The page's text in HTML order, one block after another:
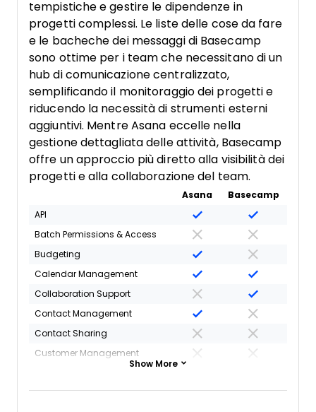
tempistiche e gestire le dipendenze in
progetti complessi. Le liste delle cose da fare
e le bacheche dei messaggi di Basecamp
sono ottime per i team che necessitano di un
hub di comunicazione centralizzato,
semplificando il monitoraggio dei progetti e
riducendo la necessità di strumenti esterni
aggiuntivi. Mentre Asana eccelle nella
gestione dettagliata delle attività, Basecamp
offre un approccio più diretto alla visibilità dei
progetti e alla collaborazione del team.
Asana
Basecamp
API
Batch Permissions & Access
Budgeting
Calendar Management
Collaboration Support
Contact Management
Contact Sharing
Customer Management
Dashboards
Show More